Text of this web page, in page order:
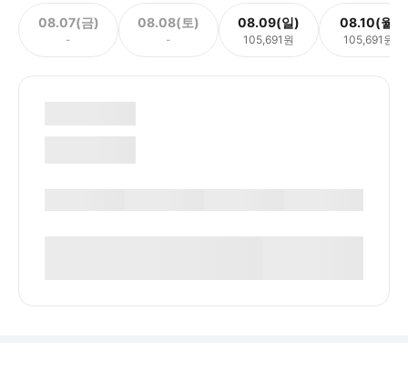
08.07(금)
-
08.08(토)
-
08.09(일)
105,691원
08.10(월)
105,691원